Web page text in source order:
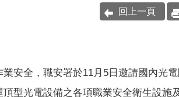
回上一頁
安全，職安署於11月5日邀請國內光
型光電設備之各項職業安全衛生設施